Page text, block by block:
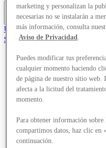
Más
Únete al Club
Salvado
Tiendas
Ofertas
Planifica tu visita
¿Qué pasa?
Comer y beber
Servicios
Guía de destinos
marketing y personalizan la
necesarias no se instalarán a
más información, consulta
Aviso de Privacidad
Puedes modificar tus
cualquier momento haciendo
de página de nuestro sitio
afecta a la licitud del
momento.
Para obtener información sobre
compartimos datos, haz clic en
continuación.